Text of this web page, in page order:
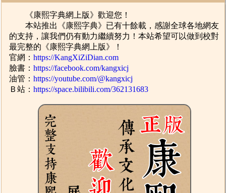
《康熙字典網上版》歡迎您！
本站推出《康熙字典》已有十餘載，感謝全球各地網友
的支持，讓我們仍有動力繼續努力！本站希望可以做到校對
最完整的《康熙字典網上版》！
官網：https://KangXiZiDian.com
臉書：https://facebook.com/kangxicj
油管：https://youtube.com/@kangxicj
Ｂ站：https://space.bilibili.com/362131683